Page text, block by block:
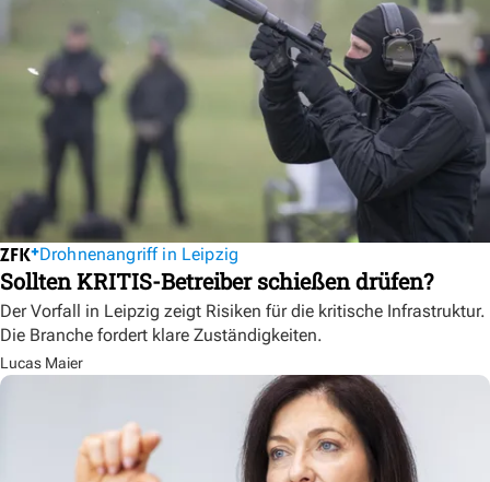
Drohnenangriff in Leipzig
Sollten KRITIS-Betreiber schießen drüfen?
Der Vorfall in Leipzig zeigt Risiken für die kritische Infrastruktur.
Die Branche fordert klare Zuständigkeiten.
Lucas Maier